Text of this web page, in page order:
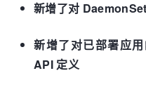
新增了对
新增了对已部署应
API 定义